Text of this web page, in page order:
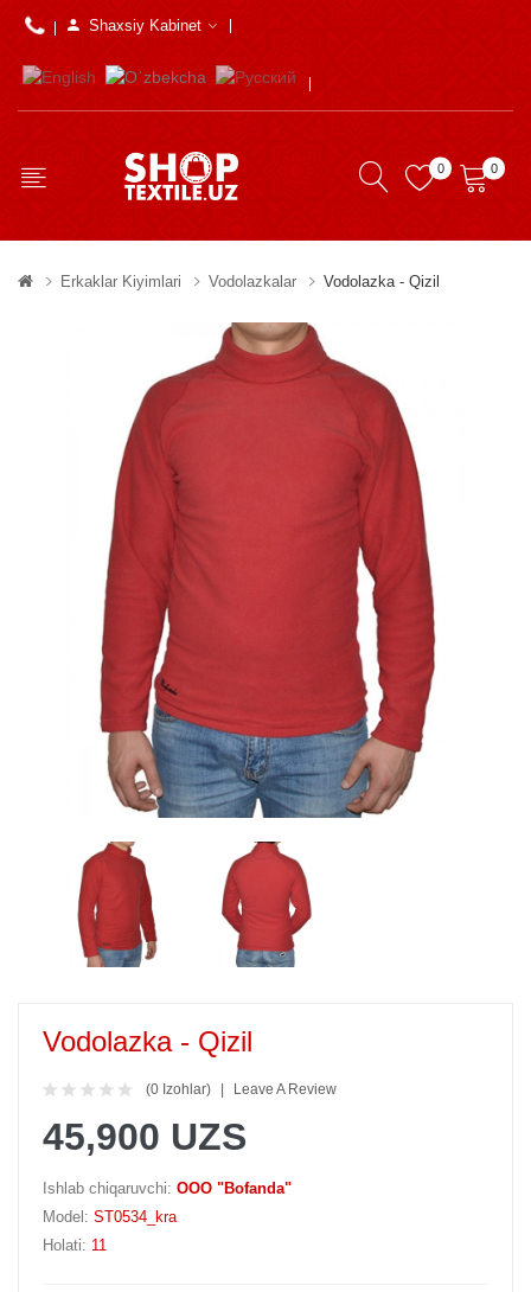
Shaxsiy Kabinet
0 0
Erkaklar Kiyimlari Vodolazkalar Vodolazka - Qizil
Vodolazka - Qizil
(0 Izohlar) Leave A Review
45,900 UZS
Ishlab chiqaruvchi: OOO "Bofanda"
Model: ST0534_kra
Holati: 11